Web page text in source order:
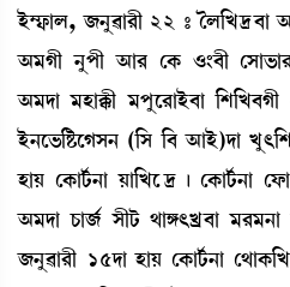
Òü´£¡àº, \>å¯à¹ã 22 – íº[J‰¤à
"³Kã >åšã "à¹ ëA¡ *}¤ã
"³ƒà ³ÒàB¡ã ³šåì¹àÒü¤à
Òü>ì®¡[Ê¡ìKÎ> ([Î [¤ "àÒü)ƒà
ÒàÚ ëA¡ài¢¡>à Úà[Jì‰¡ú ëA¡ài¢¡>à
"³ƒà W¡à\¢ Îãi¡ =àU;Jø¤à ³¹³>à
\>å¯à¹ã 15ƒà ÒàÚ ëA¡ài¢¡>à